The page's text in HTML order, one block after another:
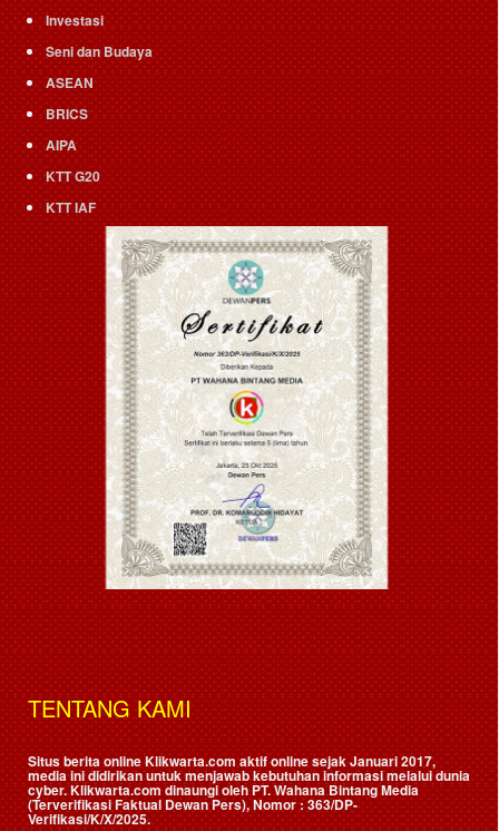
Investasi
Seni dan Budaya
ASEAN
BRICS
AIPA
KTT G20
KTT IAF
TENTANG KAMI
Situs berita online Klikwarta.com aktif online sejak Januari 2017,
media ini didirikan untuk menjawab kebutuhan informasi melalui dunia
cyber. Klikwarta.com dinaungi oleh PT. Wahana Bintang Media
(Terverifikasi Faktual Dewan Pers), Nomor : 363/DP-
Verifikasi/K/X/2025.